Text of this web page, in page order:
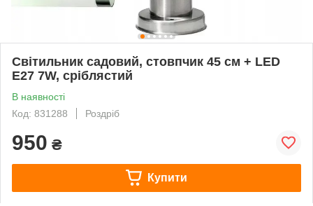
Світильник садовий, стовпчик 45 см + LED
E27 7W, сріблястий
В наявності
Код: 831288
Роздріб
950 ₴
Купити